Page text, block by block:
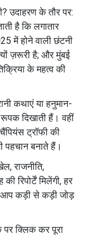
उदाहरण के तौर पर:
है कि लगातार
में होने वाली छंटनी
ज़रूरी है; और मुंबई
के महत्व की
कथाएं या हनुमान-
दिखाती हैं। वहीं
ट्रॉफी की
पहचान बनाते हैं।
राजनीति,
रिपोर्टें मिलेंगी, हर
आप कड़ी से कड़ी जोड़
पर क्लिक कर पूरा